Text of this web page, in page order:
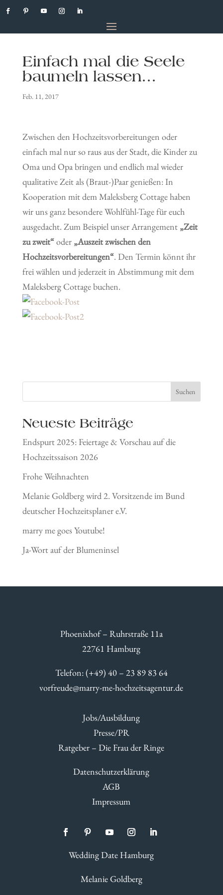
Einfach mal die Seele
baumeln lassen…
Feb. 11, 2017
Zwischen den Hochzeitsvorbereitungen oder
einfach mal nur so raus aus der Stadt, die Kinder zu
Oma und Opa bringen und endlich mal wieder
qualitative Zeit als (Braut-)Paar genießen: In
Kooperation mit dem Maleksberg Cottage haben
wir uns ganz besondere Wohlfühl-Tage für euch
ausgedacht. Zum Beispiel unser Arrangement „Zeit
zu zweit“oder „Auszeit zwischen den
Hochzeitsvorbereitungen“. Den Termin könnt ihr
frei wählen und jederzeit in Abstimmung mit dem
Maleksberg Cottage buchen.
Suchen
Neueste Beiträge
Endspurt 2025: Feiertage & Vorschau auf die
Hochzeitssaison 2026
Frohe Weihnachten
Melanie Goldberg wird 2. Vorsitzende im Bund
deutscher Hochzeitsplaner e.V.
marry me goes Youtube!
Ja-Wort auf der Blumeninsel
Phoenixhof – Ruhrstraße 11a
22761 Hamburg
Telefon: (+49) 40 – 23 89 83 64
vorfreude@marry-me-hochzeitsagentur.de
Jobs/Ausbildung
Presse/PR
Ratgeber – Die Frau der Ringe
Datenschutzerklärung
AGB
Impressum
Wedding Date Hamburg
Melanie Goldberg